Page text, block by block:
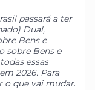
passará a ter
Dual,
Bens e
sobre Bens e
essas
2026. Para
o que vai mudar.